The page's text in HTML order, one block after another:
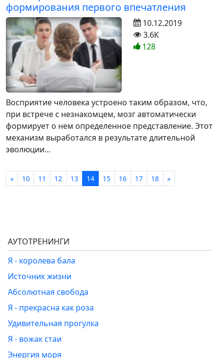
формирования первого впечатления
Восприятие человека устроено таким образом, что,
при встрече с незнакомцем, мозг автоматически
формирует о нем определенное представление. Этот
механизм выработался в результате длительной
эволюции...
10.12.2019
3.6K
128
« 10 11 12 13 14 15 16 17 18 »
АУТОТРЕНИНГИ
Я - королева бала
Источник жизни
Абсолютная свобода
Я - прекрасна как роза
Удивительная прогулка
Я - вожак стаи
Энергия моря